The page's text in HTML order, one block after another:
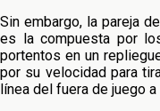
Sin embargo, la pareja
es la compuesta por
portentos en un
por su velocidad para
línea del fuera de juego